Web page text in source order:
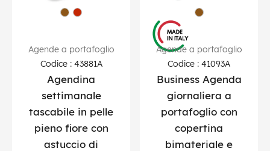
Agende a portafoglio
Codice : 43881A
Agendina
settimanale
tascabile in pelle
pieno fiore con
astuccio di
Agende a portafoglio
Codice : 41093A
Business Agenda
giornaliera a
portafoglio con
copertina
bimateriale e